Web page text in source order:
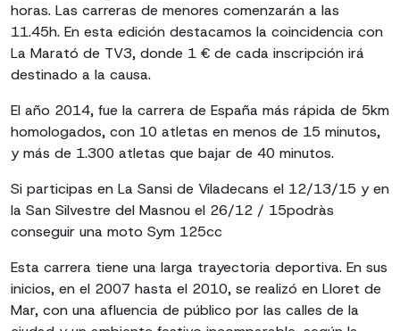
horas. Las carreras de menores comenzarán a las
11.45h. En esta edición destacamos la coincidencia con
La Marató de TV3, donde 1 € de cada inscripción irá
destinado a la causa.
El año 2014, fue la carrera de España más rápida de 5km
homologados, con 10 atletas en menos de 15 minutos,
y más de 1.300 atletas que bajar de 40 minutos.
Si participas en La Sansi de Viladecans el 12/13/15 y en
la San Silvestre del Masnou el 26/12 / 15podràs
conseguir una moto Sym 125cc
Esta carrera tiene una larga trayectoria deportiva. En sus
inicios, en el 2007 hasta el 2010, se realizó en Lloret de
Mar, con una afluencia de público por las calles de la